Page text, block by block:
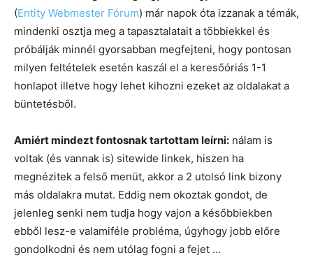
(Entity Webmester Fórum) már napok óta izzanak a témák,
mindenki osztja meg a tapasztalatait a többiekkel és
próbálják minnél gyorsabban megfejteni, hogy pontosan
milyen feltételek esetén kaszál el a keresőóriás 1-1
honlapot illetve hogy lehet kihozni ezeket az oldalakat a
büntetésből.
Amiért mindezt fontosnak tartottam leírni: nálam is
voltak (és vannak is) sitewide linkek, hiszen ha
megnézitek a felső menüt, akkor a 2 utolsó link bizony
más oldalakra mutat. Eddig nem okoztak gondot, de
jelenleg senki nem tudja hogy vajon a későbbiekben
ebből lesz-e valamiféle probléma, úgyhogy jobb előre
gondolkodni és nem utólag fogni a fejet …